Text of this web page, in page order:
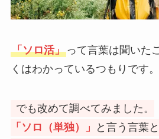
「ソロ活」って言葉は聞いた
くはわかっているつもりです。
でも改めて調べてみました。
「ソロ（単独）」
と言う言葉と